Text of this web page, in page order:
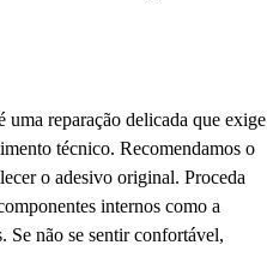
uma reparação delicada que exige
técnico. Recomendamos o
o adesivo original. Proceda
internos como a
Se não se sentir confortável,